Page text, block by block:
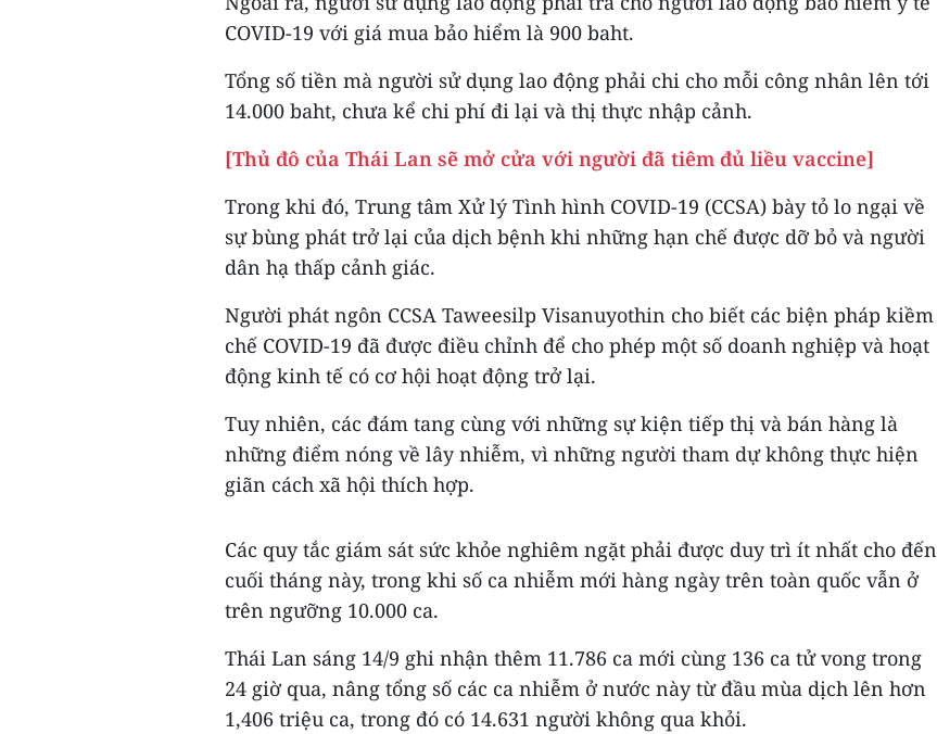
COVID-19 với giá mua bảo hiểm là 900 baht.
Tổng số tiền mà người sử dụng lao động phải chi cho mỗi công nhân lên tới
14.000 baht, chưa kể chi phí đi lại và thị thực nhập cảnh.
[Thủ đô của Thái Lan sẽ mở cửa với người đã tiêm đủ liều vaccine]
Trong khi đó, Trung tâm Xử lý Tình hình COVID-19 (CCSA) bày tỏ lo ngại về
sự bùng phát trở lại của dịch bệnh khi những hạn chế được dỡ bỏ và người
dân hạ thấp cảnh giác.
Người phát ngôn CCSA Taweesilp Visanuyothin cho biết các biện pháp kiềm
chế COVID-19 đã được điều chỉnh để cho phép một số doanh nghiệp và hoạt
động kinh tế có cơ hội hoạt động trở lại.
Tuy nhiên, các đám tang cùng với những sự kiện tiếp thị và bán hàng là
những điểm nóng về lây nhiễm, vì những người tham dự không thực hiện
giãn cách xã hội thích hợp.
Các quy tắc giám sát sức khỏe nghiêm ngặt phải được duy trì ít nhất cho đến
cuối tháng này, trong khi số ca nhiễm mới hàng ngày trên toàn quốc vẫn ở
trên ngưỡng 10.000 ca.
Thái Lan sáng 14/9 ghi nhận thêm 11.786 ca mới cùng 136 ca tử vong trong
24 giờ qua, nâng tổng số các ca nhiễm ở nước này từ đầu mùa dịch lên hơn
1,406 triệu ca, trong đó có 14.631 người không qua khỏi.